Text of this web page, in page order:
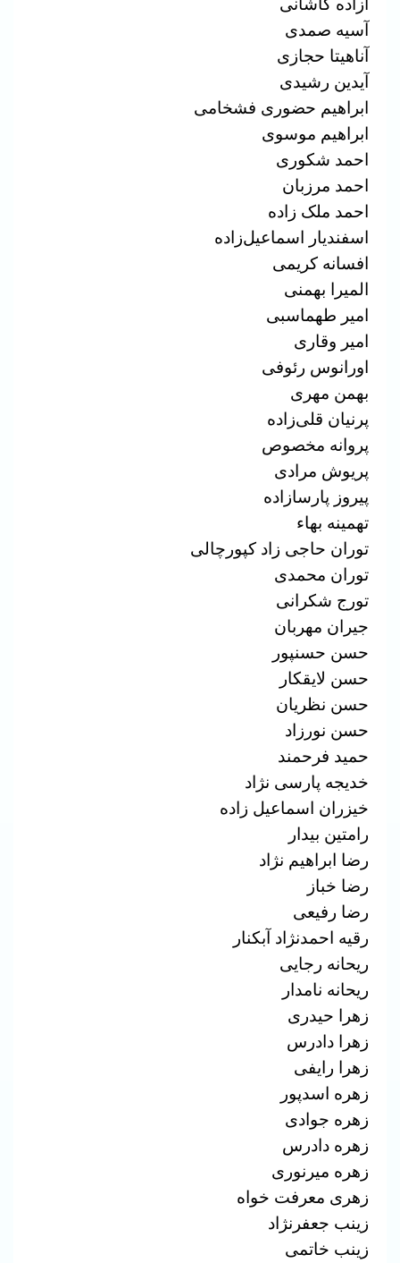
آسیه صمدی
آناهیتا حجازی
آیدین رشیدی
ابراهیم حضوری فشخامی
ابراهیم موسوی
احمد شکوری
احمد مرزبان
احمد ملک زاده
اسفندیار اسماعیل‌‌زاده
افسانه کریمی
المیرا بهمنی
امیر طهماسبی
امیر وقاری
اورانوس رئوفی
بهمن مهری
پرنیان قلی‌زاده
پروانه مخصوص
پریوش مرادی
پیروز پارسازاده
تهمینه بهاء
توران حاجى زاد کپورچالى
توران محمدی
تورج شکرانی
جیران مهربان
حسن حسنپور
حسن لایقکار
حسن نظریان
حسن نورزاد
حمید فرحمند
خدیجه پارسی نژاد
خیزران اسماعیل زاده
رامتین بیدار
رضا ابراهیم نژاد
رضا خباز
رضا رفیعی
رقیه احمدنژاد آبکنار
ریحانه رجایی
ریحانه نامدار
زهرا حیدری
زهرا دادرس
زهرا رایفی
زهره اسدپور
زهره جوادی
زهره دادرس
زهره میرنوری
زهری معرفت خواه
زینب جعفرنژاد
زینب خاتمی